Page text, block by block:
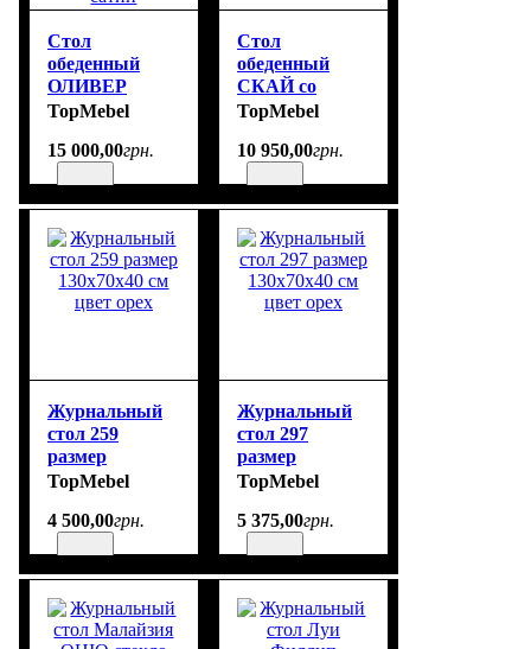
Стол
обеденный
ОЛИВЕР
серый размер
см материл
TopMebel
15 000,00грн.
Стол
обеденный
СКАЙ со
стеклом
160х80х75 см
TopMebel
10 950,00грн.
Журнальный
стол 259
размер
130х70х40 см
TopMebel
4 500,00грн.
Журнальный
стол 297
размер
130х70х40 см
TopMebel
5 375,00грн.